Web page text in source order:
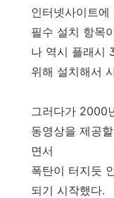
인터넷사이트
필수 설치 항목
나 역시 플래시
위해 설치해서
그러다가 2000
동영상을 제공
면서
폭탄이 터지듯
되기 시작했다.